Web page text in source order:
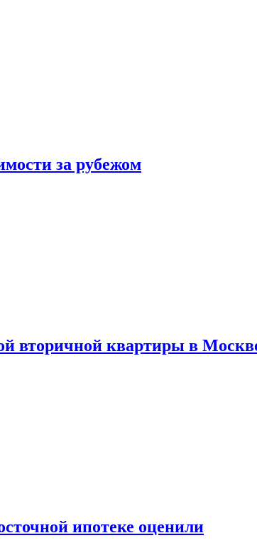
за рубежом
вторичной квартиры в
ипотеке оценили